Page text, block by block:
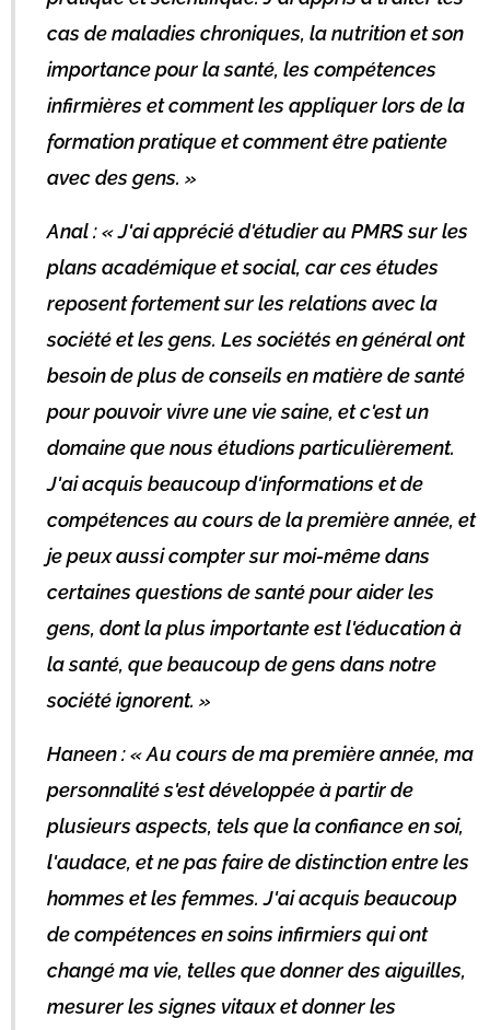
cas de maladies chroniques, la nutrition et son
importance pour la santé, les compétences
infirmières et comment les appliquer lors de la
formation pratique et comment être patiente
avec des gens. »
Anal : « J'ai apprécié d'étudier au PMRS sur les
plans académique et social, car ces études
reposent fortement sur les relations avec la
société et les gens. Les sociétés en général ont
besoin de plus de conseils en matière de santé
pour pouvoir vivre une vie saine, et c'est un
domaine que nous étudions particulièrement.
J'ai acquis beaucoup d'informations et de
compétences au cours de la première année, et
je peux aussi compter sur moi-même dans
certaines questions de santé pour aider les
gens, dont la plus importante est l'éducation à
la santé, que beaucoup de gens dans notre
société ignorent. »
Haneen : « Au cours de ma première année, ma
personnalité s'est développée à partir de
plusieurs aspects, tels que la confiance en soi,
l'audace, et ne pas faire de distinction entre les
hommes et les femmes. J'ai acquis beaucoup
de compétences en soins infirmiers qui ont
changé ma vie, telles que donner des aiguilles,
mesurer les signes vitaux et donner les